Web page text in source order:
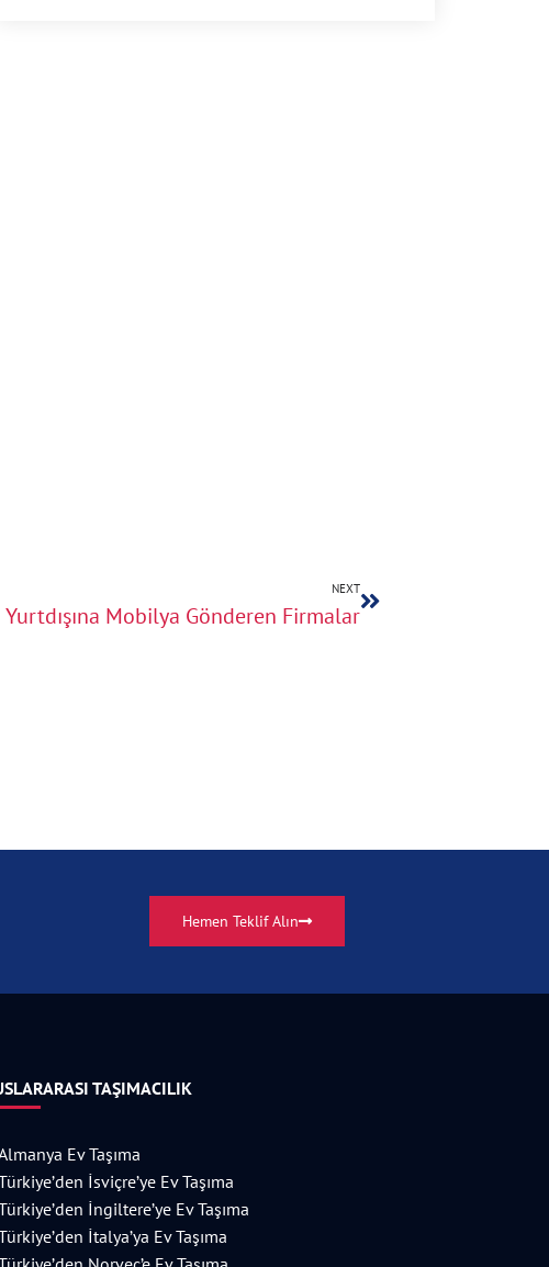
NEXT
Yurtdışına Mobilya Gönderen Firmalar
Hemen Teklif Alın
TAŞIMACILIK
Ev Taşıma
İsviçre’ye Ev Taşıma
İngiltere’ye Ev Taşıma
İtalya’ya Ev Taşıma